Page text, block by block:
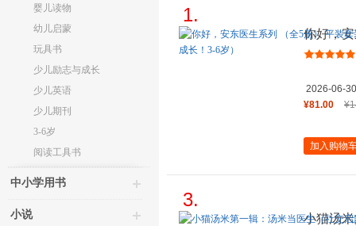
婴儿读物
幼儿启蒙
玩具书
少儿励志与成长
少儿英语
少儿期刊
3-6岁
阅读工具书
中小学用书
小说
1.
你好，
（在欢
2026-06-30
¥81.00
加入购物
3.
小猫汤